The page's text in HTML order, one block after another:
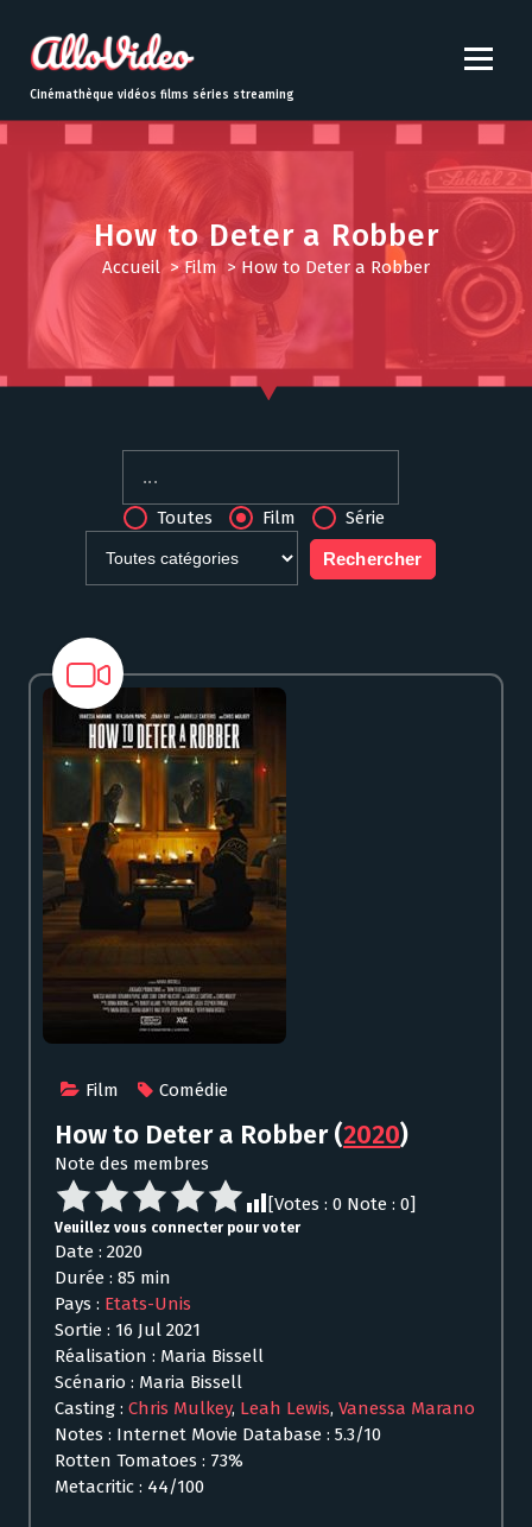
t
o
Cinémathèque vidéos films séries streaming
How to Deter a Robber
Accueil>Film > How to Deter a Robber
Toutes Film Série
Film Comédie
How to Deter a Robber(2020)
Note des membres
[Votes : 0 Note : 0]
Veuillez vous connecter pour voter
Date : 2020
Durée : 85 min
Pays : Etats-Unis
Sortie : 16 Jul 2021
Réalisation : Maria Bissell
Scénario : Maria Bissell
Casting : Chris Mulkey, Leah Lewis, Vanessa Marano
Notes : Internet Movie Database : 5.3/10
Rotten Tomatoes : 73%
Metacritic : 44/100